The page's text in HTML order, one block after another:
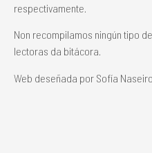
respectivamente.
Non recompilamos ningún tipo
lectoras da bitácora.
Web deseñada por Sofía